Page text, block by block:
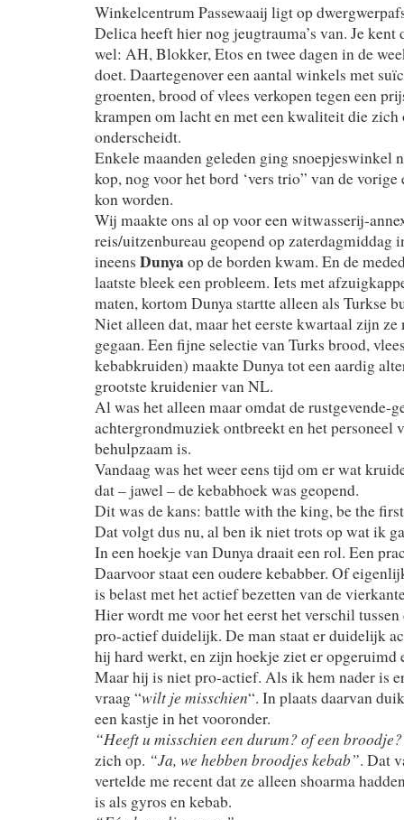
Winkelcentrum Passewaaij ligt op
Delica heeft hier nog jeugtrauma’s van. Je
wel: AH, Blokker, Etos en twee dagen in de
doet. Daartegenover een aantal winkels met
groenten, brood of vlees verkopen tegen een
krampen om lacht en met een kwaliteit die zich
onderscheidt.
Enkele maanden geleden ging snoepjeswinkel
kop, nog voor het bord ‘vers trio” van de
kon worden.
Wij maakte ons al op voor een witwasserij-
reis/uitzenbureau geopend op zaterdagmiddag
ineens Dunya op de borden kwam. En de
laatste bleek een probleem. Iets met
maten, kortom Dunya startte alleen als Turkse
Niet alleen dat, maar het eerste kwartaal zijn ze
gegaan. Een fijne selectie van Turks brood,
kebabkruiden) maakte Dunya tot een aardig
grootste kruidenier van NL.
Al was het alleen maar omdat de rustgevende-
achtergrondmuziek ontbreekt en het personeel
behulpzaam is.
Vandaag was het weer eens tijd om er wat
dat – jawel – de kebabhoek was geopend.
Dit was de kans: battle with the king, be the
Dat volgt dus nu, al ben ik niet trots op wat ik
In een hoekje van Dunya draait een rol. Een
Daarvoor staat een oudere kebabber. Of
is belast met het actief bezetten van de
Hier wordt me voor het eerst het verschil
pro-actief duidelijk. De man staat er duidelijk
hij hard werkt, en zijn hoekje ziet er opgeruimd
Maar hij is niet pro-actief. Als ik hem nader is
vraag “wilt je misschien“. In plaats daarvan
een kastje in het vooronder.
“Heeft u misschien een durum? of een
zich op. “Ja, we hebben broodjes kebab”. Dat
vertelde me recent dat ze alleen shoarma
is als gyros en kebab.